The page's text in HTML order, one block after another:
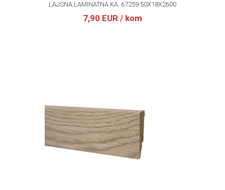
LAJSNA LAMINATNA KA. 67259 50X18X2600
7,90 EUR / kom